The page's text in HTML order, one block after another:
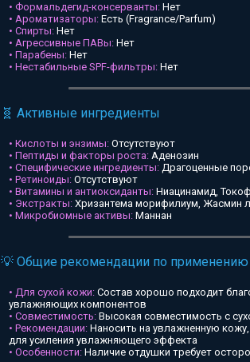
• Формальдегид-консерванты: Нет
• Ароматизаторы: Есть (Fragrance/Parfum)
• Спирты: Нет
• Агрессивные ПАВы: Нет
• Парабены: Нет
• Нестабильные SPF-фильтры: Нет
🧬 Активные ингредиенты
• Кислоты и энзимы: Отсутствуют
• Пептиды и факторы роста: Аденозин
• Специфические ингредиенты: Драгоценные
• Ретиноиды: Отсутствуют
• Витамины и антиоксиданты: Ниацинамид,
• Экстракты: Хризантема морифилиум, Жасмин
• Микробиомные активы: Маннан
💡 Общие рекомендации по применению
• Для сухой кожи: Состав хорошо подходит
увлажняющих компонентов
• Совместимость: Высокая совместимость с
• Рекомендации: Наносить на увлажненную
для усиления увлажняющего эффекта
• Особенности: Наличие отдушки требует